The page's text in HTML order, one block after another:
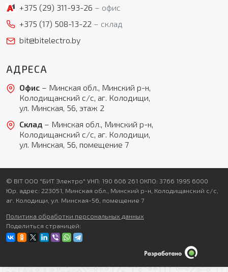
+375 (29) 311-93-26
офис
+375 (17) 508-13-22
склад
bit@bitelectro.by
АДРЕСА
Офис– Минская обл., Минский р-н,
Колодищанский с/с, аг. Колодищи,
ул. Минская, 56, этаж 2
Склад– Минская обл., Минский р-н,
Колодищанский с/с, аг. Колодищи,
ул. Минская, 56, помещение 7
© BIT ООО "БИТ Электро" УНП: 190 606 261 ОКПО: 3766 1995 6000
Юр. адрес: 223051, Минская обл., Минский р-н, Колодищанский с/с,
аг. Колодищи, ул. Минская-56, помещение 7
Политика обработки персональных данных
Поделиться страницей: